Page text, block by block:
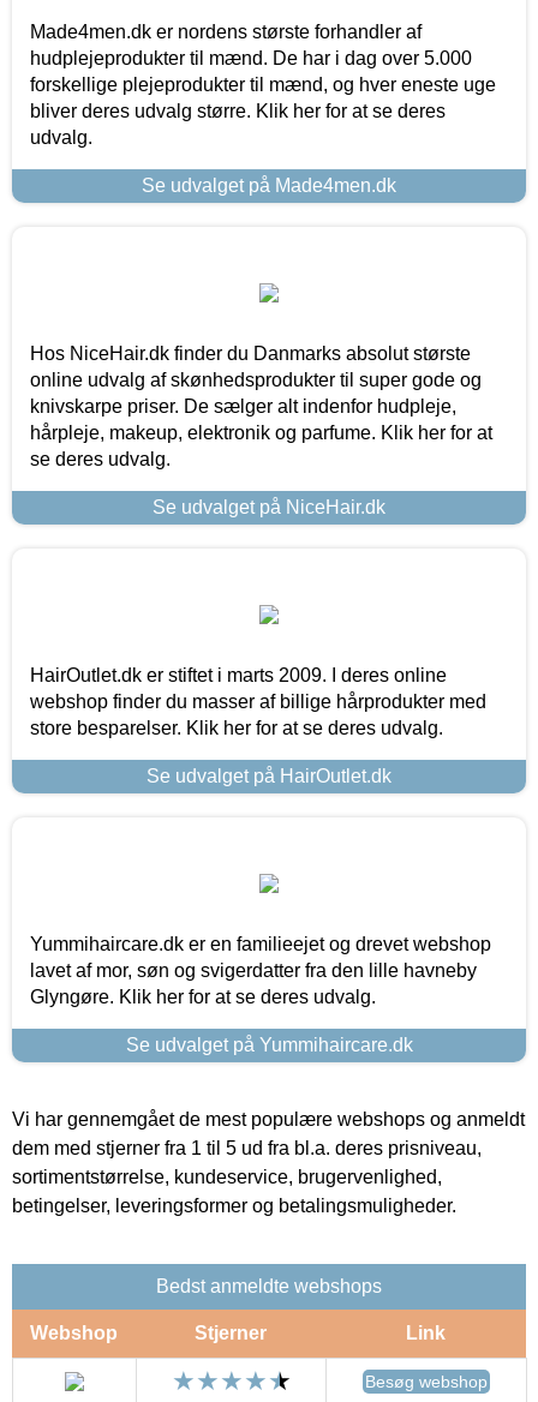
Made4men.dk er nordens største forhandler af
hudplejeprodukter til mænd. De har i dag over 5.000
forskellige plejeprodukter til mænd, og hver eneste uge
bliver deres udvalg større. Klik her for at se deres
udvalg.
Se udvalget på Made4men.dk
Hos NiceHair.dk finder du Danmarks absolut største
online udvalg af skønhedsprodukter til super gode og
knivskarpe priser. De sælger alt indenfor hudpleje,
hårpleje, makeup, elektronik og parfume. Klik her for at
se deres udvalg.
Se udvalget på NiceHair.dk
HairOutlet.dk er stiftet i marts 2009. I deres online
webshop finder du masser af billige hårprodukter med
store besparelser. Klik her for at se deres udvalg.
Se udvalget på HairOutlet.dk
Yummihaircare.dk er en familieejet og drevet webshop
lavet af mor, søn og svigerdatter fra den lille havneby
Glyngøre. Klik her for at se deres udvalg.
Se udvalget på Yummihaircare.dk
Vi har gennemgået de mest populære webshops og anmeldt
dem med stjerner fra 1 til 5 ud fra bl.a. deres prisniveau,
sortimentstørrelse, kundeservice, brugervenlighed,
betingelser, leveringsformer og betalingsmuligheder.
Bedst anmeldte webshops
Webshop Stjerner Link
Besøg webshop